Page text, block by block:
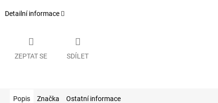
Detailní informace
ZEPTAT SE SDÍLET
Popis Značka Ostatní informace